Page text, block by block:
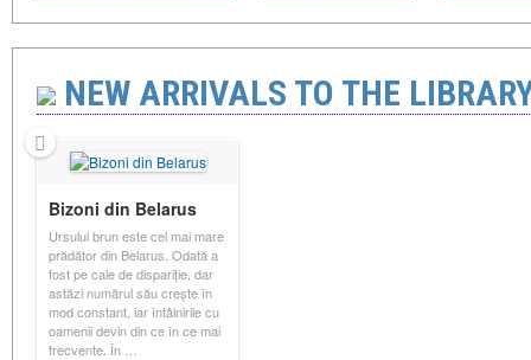
NEW ARRIVALS TO THE
Bizoni din Belarus
Ursulul brun este cel mai mare
prădător din Belarus. Odată a
fost pe cale de dispariție, dar
astăzi numărul său crește în
mod constant, iar întâlnirile cu
oamenii devin din ce în ce mai
frecvente. În …